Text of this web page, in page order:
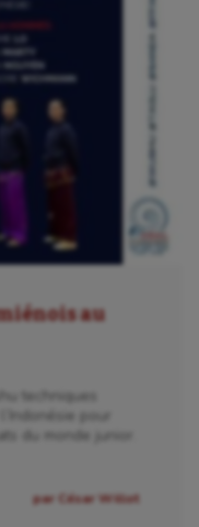
au
techniques
pour
du monde junior.
par César Willot